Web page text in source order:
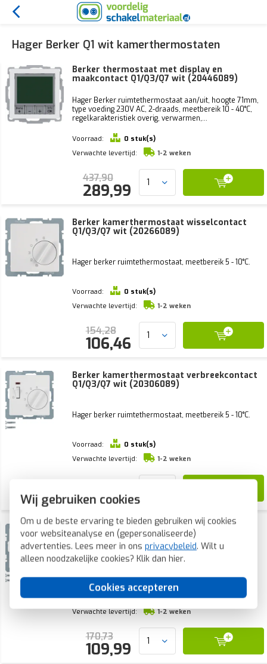
Wij gebruiken cookies
Om u de beste ervaring te bieden gebruiken wij cookies
voor websiteanalyse en (gepersonaliseerde)
advertenties. Lees meer in ons privacybeleid. Wilt u
alleen noodzakelijke cookies? Klik dan hier.
Cookies accepteren
Hager Berker Q1 wit kamerthermostaten
Berker thermostaat met display en
maakcontact Q1/Q3/Q7 wit (20446089)
Hager Berker ruimtethermostaat aan/uit, hoogte 71mm,
type voeding 230V AC, 2-draads, meetbereik 10 - 40°C,
regelkarakteristiek overig, verwarmen,...
Voorraad:
0 stuk(s)
Verwachte levertijd:
1-2 weken
437,90
289,99
Berker kamerthermostaat wisselcontact
Q1/Q3/Q7 wit (20266089)
Hager berker ruimtethermostaat, meetbereik 5 - 10°C.
Voorraad:
0 stuk(s)
Verwachte levertijd:
1-2 weken
154,28
106,46
Berker kamerthermostaat verbreekcontact
Q1/Q3/Q7 wit (20306089)
Hager berker ruimtethermostaat, meetbereik 5 - 10°C.
Voorraad:
0 stuk(s)
Verwachte levertijd:
1-2 weken
105,37
Berker kamerthermostaat 24V
verbreekcontact Q1/Q3/Q7 wit (20316089)
Hager berker besturingsschakelaar, uitvoering
bedrijfsspanning ue bij a 250V, nom.
Voorraad:
0 stuk(s)
Verwachte levertijd:
1-2 weken
170,73
109,99